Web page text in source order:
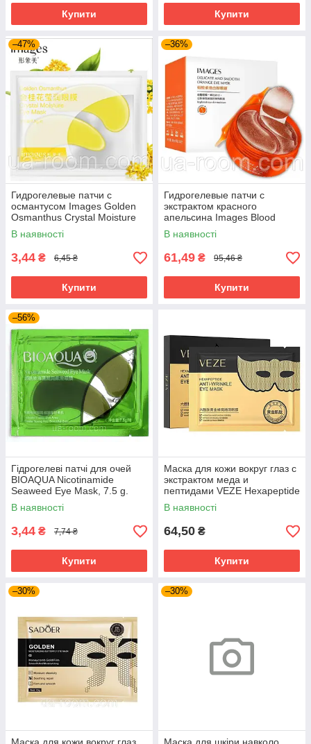
Купити Купити
–47%
Гидрогелевые патчи с
османтусом Images Golden
Osmanthus Crystal Moisture
Eye Mask, 7,5 г.
В наявності
3,44 ₴ 6,45 ₴
Купити
–36%
Гидрогелевые патчи с
экстрактом красного
апельсина Images Blood
Orange Eye Mask, 80 г.
В наявності
61,49 ₴ 95,46 ₴
Купити
–56%
Гідрогелеві патчі для очей
BIOAQUA Nicotinamide
Seaweed Eye Mask, 7.5 g.
В наявності
3,44 ₴ 7,74 ₴
Купити
Маска для кожи вокруг глаз с
экстрактом меда и
пептидами VEZE Hexapeptide
Gold Honeycomb Tender Eye
Mask, 10 г
В наявності
64,50 ₴
Купити
–30% –30%